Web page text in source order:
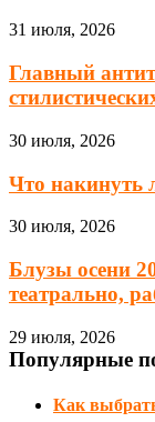
31 июля, 2026
Главный
30 июля, 2026
Что накинуть
30 июля, 2026
Блузы осени
театрально,
29 июля, 2026
Популярные
Как